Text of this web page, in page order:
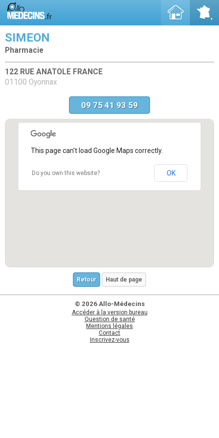
SIMEON
Pharmacie
122 RUE ANATOLE FRANCE
01100 Oyonnax
09 75 41 93 59
This page can't load Google Maps correctly.
Do you own this website? OK
Retour Haut de page
© 2026 Allo-Médecins
Accéder à la version bureau
Question de santé
Mentions légales
Contact
Inscrivez-vous